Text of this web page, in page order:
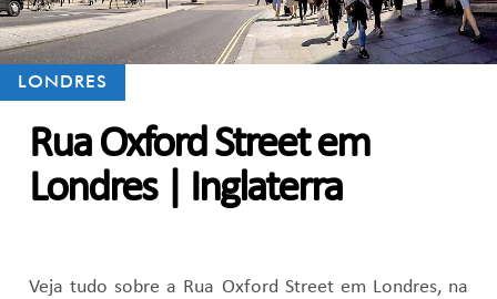
LONDRES
Rua Oxford Street em
Londres | Inglaterra
Veja tudo sobre a Rua Oxford Street em Londres, na